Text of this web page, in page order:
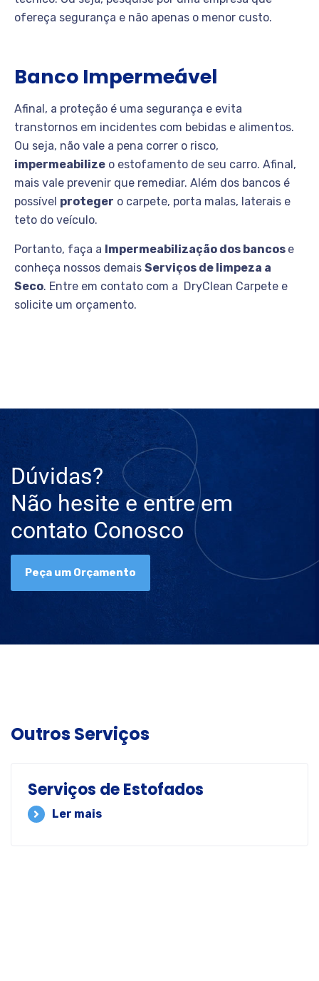
ofereça segurança e não apenas o menor custo.
Banco Impermeável
Afinal, a proteção é uma segurança e evita
transtornos em incidentes com bebidas e alimentos.
Ou seja, não vale a pena correr o risco,
impermeabilize o estofamento de seu carro. Afinal,
mais vale prevenir que remediar. Além dos bancos é
possível proteger o carpete, porta malas, laterais e
teto do veículo.
Portanto, faça a Impermeabilização dos bancos e
conheça nossos demais Serviços de limpeza a
Seco. Entre em contato com a DryClean Carpete e
solicite um orçamento.
Dúvidas?
Não hesite e entre em
contato Conosco
Peça um Orçamento
Outros Serviços
Serviços de Estofados
Ler mais